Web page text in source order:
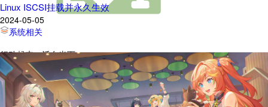
行动起来，活在当下
累计撰写
篇文章
累计创建22个标签
累计收到0条评论
栏目
Linux ISCSI挂载并永久生效
2024-05-05
系统相关